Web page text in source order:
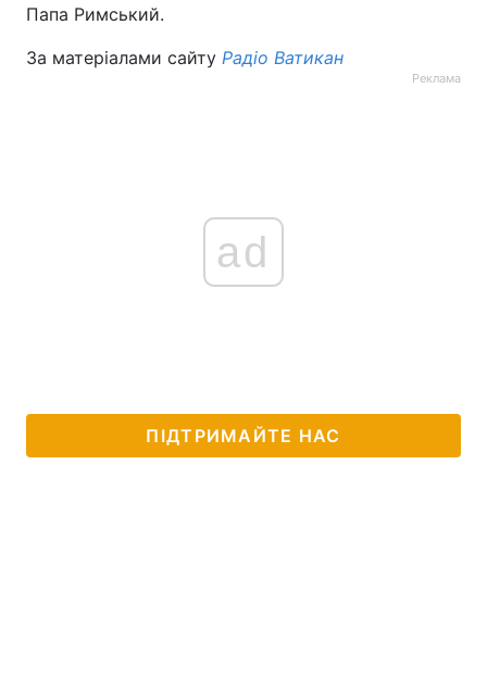
Папа Римський.
За матеріалами сайту Радіо Ватикан
Реклама
ad
ПІДТРИМАЙТЕ НАС